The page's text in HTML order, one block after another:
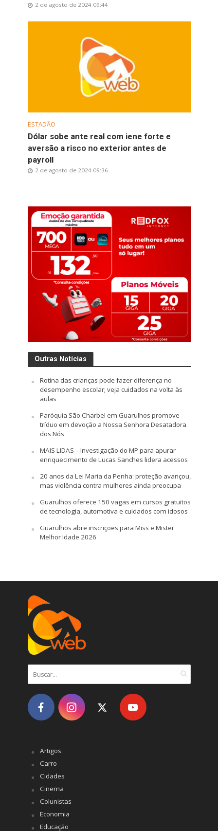
2 de agosto de 2024 09:44
ESTADÃO
Dólar sobe ante real com iene forte e
aversão a risco no exterior antes de
payroll
2 de agosto de 2024 09:36
Outras Notícias
Rotina das crianças pode fazer diferença no
desempenho escolar; veja cuidados na volta às
aulas
Paróquia São Charbel em Guarulhos promove
tríduo em devoção a Nossa Senhora Desatadora
dos Nós
MAIS LIDAS – Investigação do MP para apurar
enriquecimento de Lucas Sanches lidera acessos
20 anos da Lei Maria da Penha: proteção avançou,
mas violência contra mulheres ainda preocupa
Guarulhos oferece 150 vagas em cursos gratuitos
de tecnologia, automotiva e cuidados com idosos
Guarulhos abre inscrições para Miss e Mister
Melhor Idade 2026
Artigos
Carro
Cidades
Cinema
Colunistas
Economia
Educação